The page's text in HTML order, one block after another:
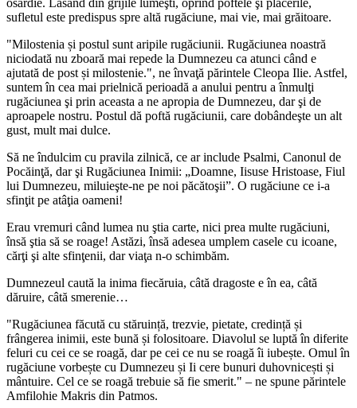
osârdie. Lăsând din grijile lumeşti, oprind poftele şi plăcerile,
sufletul este predispus spre altă rugăciune, mai vie, mai grăitoare.
"Milostenia și postul sunt aripile rugăciunii. Rugăciunea noastră
niciodată nu zboară mai repede la Dumnezeu ca atunci când e
ajutată de post și milostenie.", ne învaţă părintele Cleopa Ilie. Astfel,
suntem în cea mai prielnică perioadă a anului pentru a înmulţi
rugăciunea şi prin aceasta a ne apropia de Dumnezeu, dar şi de
aproapele nostru. Postul dă poftă rugăciunii, care dobândeşte un alt
gust, mult mai dulce.
Să ne îndulcim cu pravila zilnică, ce ar include Psalmi, Canonul de
Pocăinţă, dar şi Rugăciunea Inimii: „Doamne, Iisuse Hristoase, Fiul
lui Dumnezeu, miluieşte-ne pe noi păcătoşii”. O rugăciune ce i-a
sfinţit pe atâţia oameni!
Erau vremuri când lumea nu ştia carte, nici prea multe rugăciuni,
însă ştia să se roage! Astăzi, însă adesea umplem casele cu icoane,
cărţi şi alte sfinţenii, dar viaţa n-o schimbăm.
Dumnezeul caută la inima fiecăruia, câtă dragoste e în ea, câtă
dăruire, câtă smerenie…
"Rugăciunea făcută cu stăruință, trezvie, pietate, credință și
frângerea inimii, este bună și folositoare. Diavolul se luptă în diferite
feluri cu cei ce se roagă, dar pe cei ce nu se roagă îi iubește. Omul în
rugăciune vorbește cu Dumnezeu și Ii cere bunuri duhovnicești și
mântuire. Cel ce se roagă trebuie să fie smerit." – ne spune părintele
Amfilohie Makris din Patmos.